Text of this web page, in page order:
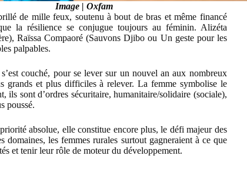
Image | Oxfam
de mille feux, soutenu à bout de bras et même financé
la résilience se conjugue toujours au féminin. Alizéta
Raïssa Compaoré (Sauvons Djibo ou Un geste pour les
palpables.
couché, pour se lever sur un nouvel an aux nombreux
grands et plus difficiles à relever. La femme symbolise le
sont d’ordres sécuritaire, humanitaire/solidaire (sociale),
poussé.
absolue, elle constitue encore plus, le défi majeur des
les femmes rurales surtout gagneraient à ce que
et tenir leur rôle de moteur du développement.